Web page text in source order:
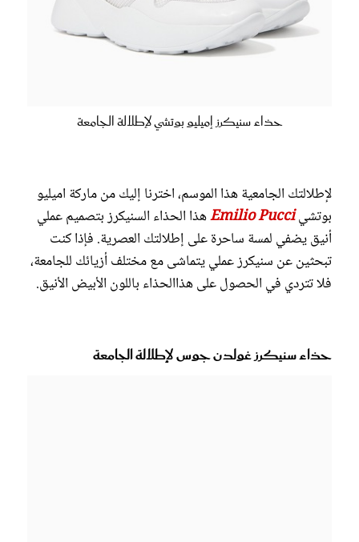
حذاء سنيكرز إميليو بوتشي لإطلالة الجامعة
لإطلالتك الجامعية هذا الموسم، اخترنا إليك من ماركة اميليو
بوتشيEmilio Pucciهذا الحذاء السنيكرز بتصميم عملي
أنيق يضفي لمسة ساحرة على إطلالتك العصرية. فإذا كنت
تبحثين عن سنيكرز عملي يتماشى مع مختلف أزيائك للجامعة،
فلا تتردي في الحصول على هذاالحذاء باللون الأبيض الأنيق.
حذاء سنيكرز غولدن جوس لإطلالة الجامعة